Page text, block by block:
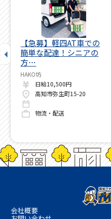
ナ
【急募】軽四AT車での
簡単な配達！シニアの
方…
HAKO坊
日給10,500円
高知市弥生町15-20
物流・配送
会社概要